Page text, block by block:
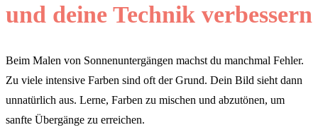
und deine Technik verbessern
Beim Malen von Sonnenuntergängen machst du manchmal Fehler.
Zu viele intensive Farben sind oft der Grund. Dein Bild sieht dann
unnatürlich aus. Lerne, Farben zu mischen und abzutönen, um
sanfte Übergänge zu erreichen.